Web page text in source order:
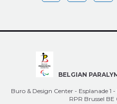
BELGIAN
Buro & Design Center - Esplanade 1
RPR Brussel BE